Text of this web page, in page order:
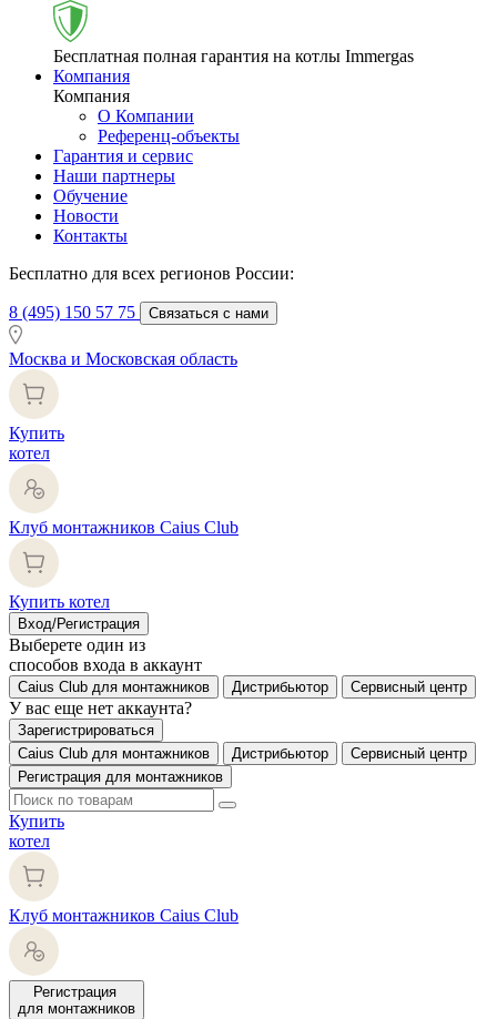
Бесплатная полная гарантия на котлы Immergas
Компания
Компания
О Компании
Референц-объекты
Гарантия и сервис
Наши партнеры
Обучение
Новости
Контакты
Бесплатно для всех регионов России:
8 (495) 150 57 75 Связаться с нами
Москва и Московская область
Купить
котел
Клуб монтажников Caius Club
Купить котел
Вход/Регистрация
Выберете один из
способов входа в аккаунт
Caius Club для монтажников Дистрибьютор Сервисный центр
У вас еще нет аккаунта?
Зарегистрироваться
Caius Club для монтажников
Дистрибьютор
Сервисный центр
Регистрация для монтажников
Купить
котел
Клуб монтажников Caius Club
Регистрация
для монтажников